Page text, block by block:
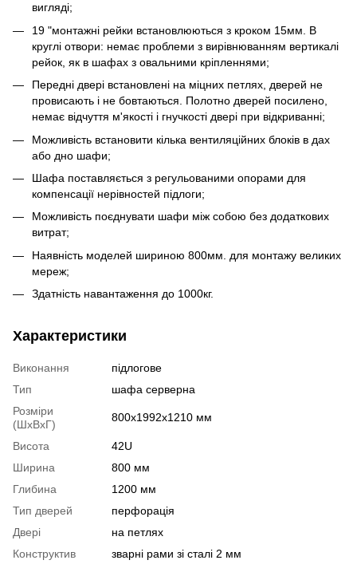
вигляді;
19 "монтажні рейки встановлюються з кроком 15мм. В
круглі отвори: немає проблеми з вирівнюванням вертикалі
рейок, як в шафах з овальними кріпленнями;
Передні двері встановлені на міцних петлях, дверей не
провисають і не бовтаються. Полотно дверей посилено,
немає відчуття м'якості і гнучкості двері при відкриванні;
Можливість встановити кілька вентиляційних блоків в дах
або дно шафи;
Шафа поставляється з регульованими опорами для
компенсації нерівностей підлоги;
Можливість поєднувати шафи між собою без додаткових
витрат;
Наявність моделей шириною 800мм. для монтажу великих
мереж;
Здатність навантаження до 1000кг.
Характеристики
Виконання
підлогове
Тип
шафа серверна
Розміри
(ШxВxГ)
800х1992х1210 мм
Висота
42U
Ширина
800 мм
Глибина
1200 мм
Тип дверей
перфорація
Двері
на петлях
Конструктив
зварні рами зі сталі 2 мм